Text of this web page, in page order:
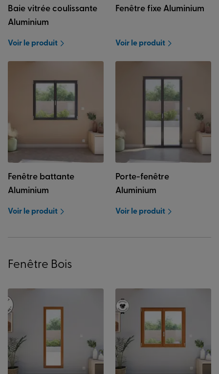
Baie vitrée coulissante
Aluminium
Voir le produit
Fenêtre fixe Aluminium
Voir le produit
Fenêtre battante
Aluminium
Voir le produit
Porte-fenêtre
Aluminium
Voir le produit
Fenêtre Bois